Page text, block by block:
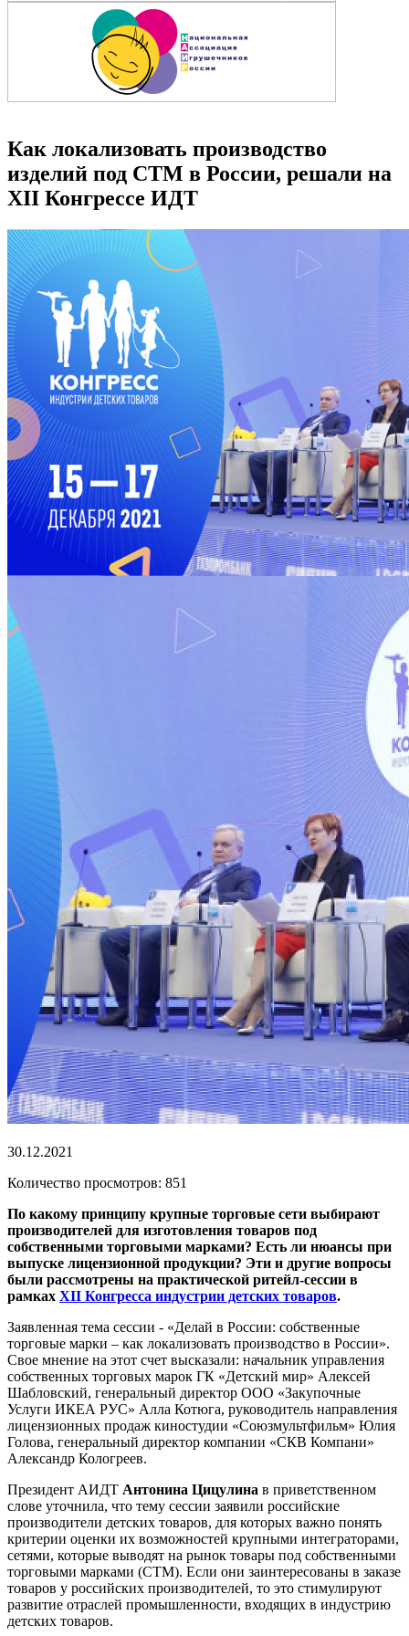
Как локализовать производство
изделий под СТМ в России, решали на
XII Конгрессе ИДТ
30.12.2021
Количество просмотров: 851
По какому принципу крупные торговые сети выбирают
производителей для изготовления товаров под
собственными торговыми марками? Есть ли нюансы при
выпуске лицензионной продукции? Эти и другие вопросы
были рассмотрены на практической ритейл-сессии в
рамках XII Конгресса индустрии детских товаров.
Заявленная тема сессии - «Делай в России: собственные
торговые марки – как локализовать производство в России».
Свое мнение на этот счет высказали: начальник управления
собственных торговых марок ГК «Детский мир» Алексей
Шабловский, генеральный директор ООО «Закупочные
Услуги ИКЕА РУС» Алла Котюга, руководитель направления
лицензионных продаж киностудии «Союзмультфильм» Юлия
Голова, генеральный директор компании «СКВ Компани»
Александр Кологреев.
Президент АИДТ Антонина Цицулина в приветственном
слове уточнила, что тему сессии заявили российские
производители детских товаров, для которых важно понять
критерии оценки их возможностей крупными интеграторами,
сетями, которые выводят на рынок товары под собственными
торговыми марками (СТМ). Если они заинтересованы в заказе
товаров у российских производителей, то это стимулируют
развитие отраслей промышленности, входящих в индустрию
детских товаров.